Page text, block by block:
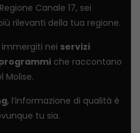
Canale 17, sei
rilevanti della tua regione.
immergiti nei servizi
che raccontano
Molise.
, l’informazione di qualità è
tu sia.